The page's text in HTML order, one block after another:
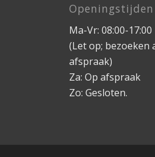
Openingstijden
Ma-Vr: 08:00-17:00
(Let op; bezoeken
afspraak)
Za: Op afspraak
Zo: Gesloten.